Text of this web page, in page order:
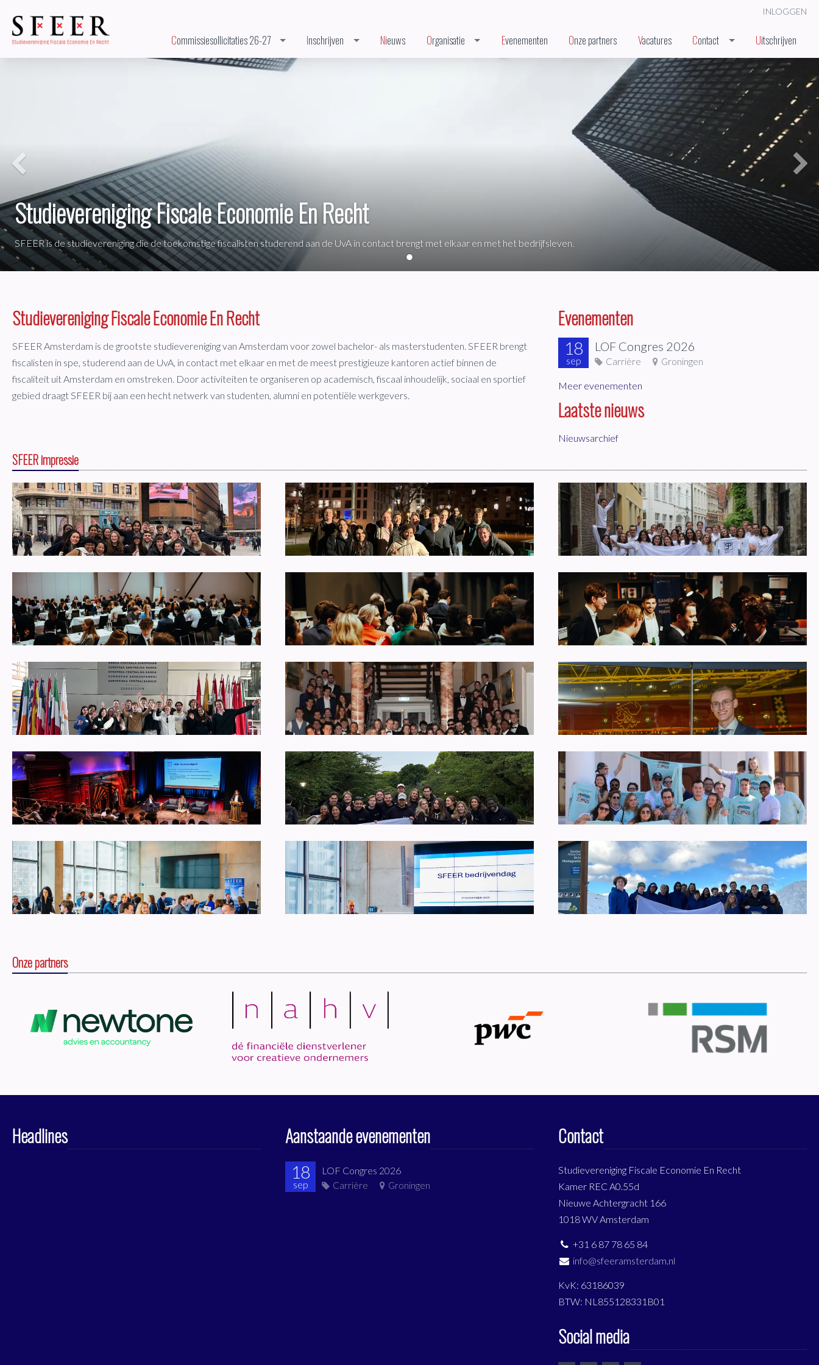
INLOGGEN
Commissiesollicitaties 26-27 Inschrijven Nieuws Organisatie Evenementen Onze partners Vacatures Contact Uitschrijven
Studievereniging Fiscale Economie En Recht
SFEER is de studievereniging die de toekomstige fiscalisten studerend aan de UvA in contact brengt met elkaar en met het bedrijfsleven.
Next
Studievereniging Fiscale Economie En Recht
SFEER Amsterdam is de grootste studievereniging van Amsterdam voor zowel bachelor- als masterstudenten. SFEER brengt
fiscalisten in spe, studerend aan de UvA, in contact met elkaar en met de meest prestigieuze kantoren actief binnen de
fiscaliteit uit Amsterdam en omstreken. Door activiteiten te organiseren op academisch, fiscaal inhoudelijk, sociaal en sportief
gebied draagt SFEER bij aan een hecht netwerk van studenten, alumni en potentiële werkgevers.
Evenementen
18
sep
LOF Congres 2026
Carrière Groningen
Meer evenementen
Laatste nieuws
Nieuwsarchief
SFEER impressie
Onze partners
Headlines Aanstaande evenementen
18
sep
LOF Congres 2026
Carrière Groningen
Contact
Studievereniging Fiscale Economie En Recht
Kamer REC A0.55d
Nieuwe Achtergracht 166
1018 WV Amsterdam
+31 6 87 78 65 84
info@sfeeramsterdam.nl
KvK: 63186039
BTW: NL855128331B01
Social media